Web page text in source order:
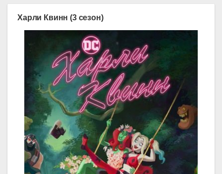
Харли Квинн (3 сезон)